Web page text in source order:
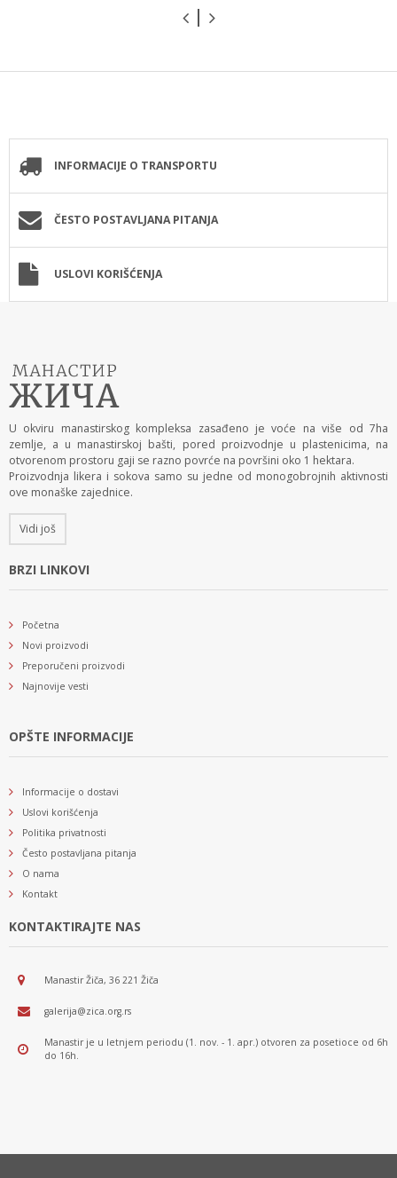
INFORMACIJE O TRANSPORTU
ČESTO POSTAVLJANA PITANJA
USLOVI KORIŠĆENJA
U okviru manastirskog kompleksa zasađeno je voće na više od 7ha
zemlje, a u manastirskoj bašti, pored proizvodnje u plastenicima, na
otvorenom prostoru gaji se razno povrće na površini oko 1 hektara.
Proizvodnja likera i sokova samo su jedne od monogobrojnih aktivnosti
ove monaške zajednice.
Vidi još
BRZI LINKOVI
Početna
Novi proizvodi
Preporučeni proizvodi
Najnovije vesti
OPŠTE INFORMACIJE
Informacije o dostavi
Uslovi korišćenja
Politika privatnosti
Često postavljana pitanja
O nama
Kontakt
KONTAKTIRAJTE NAS
Manastir Žiča, 36 221 Žiča
galerija@zica.org.rs
Manastir je u letnjem periodu (1. nov. - 1. apr.) otvoren za posetioce od 6h
do 16h.